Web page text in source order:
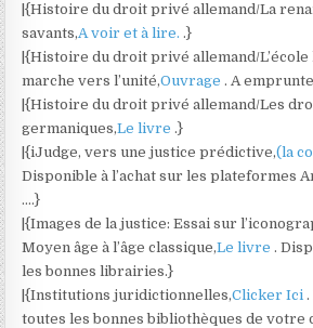
|{Histoire du droit privé allemand/La
savants,A voir et à lire..}
|{Histoire du droit privé allemand/
marche vers l’unité,Ouvrage. A
|{Histoire du droit privé allemand/Les
germaniques,Le livre.}
|{iJudge, vers une justice prédictive,(la
Disponible à l’achat sur les plateformes
….}
|{Images de la justice: Essai sur
Moyen âge à l’âge classique,Le livre.
les bonnes librairies.}
|{Institutions juridictionnelles,Clicker Ici
toutes les bonnes bibliothèques de votre